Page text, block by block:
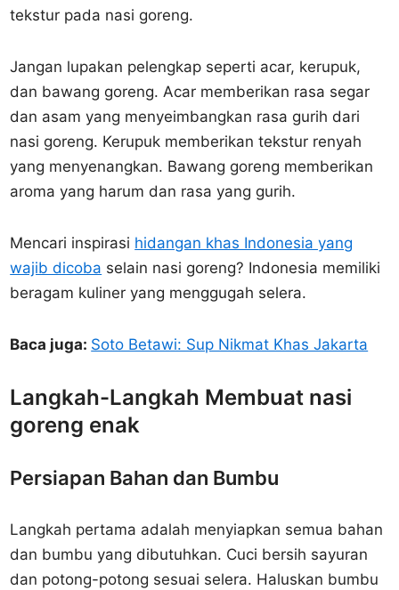
tekstur pada nasi goreng.
Jangan lupakan pelengkap seperti acar, kerupuk,
dan bawang goreng. Acar memberikan rasa segar
dan asam yang menyeimbangkan rasa gurih dari
nasi goreng. Kerupuk memberikan tekstur renyah
yang menyenangkan. Bawang goreng memberikan
aroma yang harum dan rasa yang gurih.
Mencari inspirasi hidangan khas Indonesia yang
wajib dicoba selain nasi goreng? Indonesia memiliki
beragam kuliner yang menggugah selera.
Baca juga: Soto Betawi: Sup Nikmat Khas Jakarta
Langkah-Langkah Membuat nasi
goreng enak
Persiapan Bahan dan Bumbu
Langkah pertama adalah menyiapkan semua bahan
dan bumbu yang dibutuhkan. Cuci bersih sayuran
dan potong-potong sesuai selera. Haluskan bumbu